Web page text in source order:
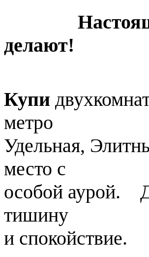
Настоящая
делают!
Купи
метро
Удельная,
место с
особой аурой.
тишину
и спокойствие.